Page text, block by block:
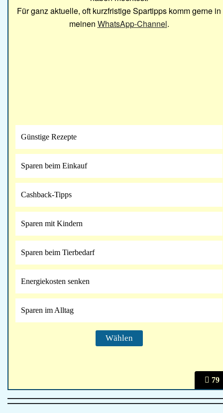
79
Für ganz aktuelle, oft kurzfristige Spartipps komm gerne in
meinen WhatsApp-Channel.
Günstige Rezepte
Sparen beim Einkauf
Cashback-Tipps
Sparen mit Kindern
Sparen beim Tierbedarf
Energiekosten senken
Sparen im Alltag